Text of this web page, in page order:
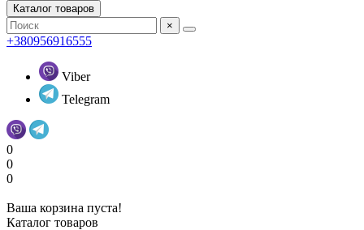
Каталог товаров
×
+380956916555
Viber
Telegram
0
0
0
Ваша корзина пуста!
Каталог товаров